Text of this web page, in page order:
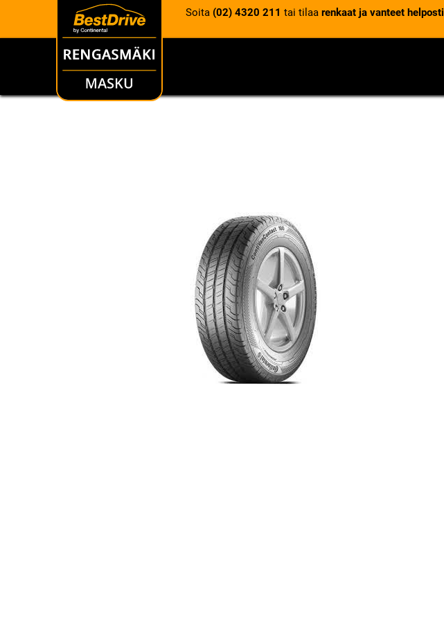
Soita (02) 4320 211 tai tilaa renkaat ja vanteet helposti
RENKAAT